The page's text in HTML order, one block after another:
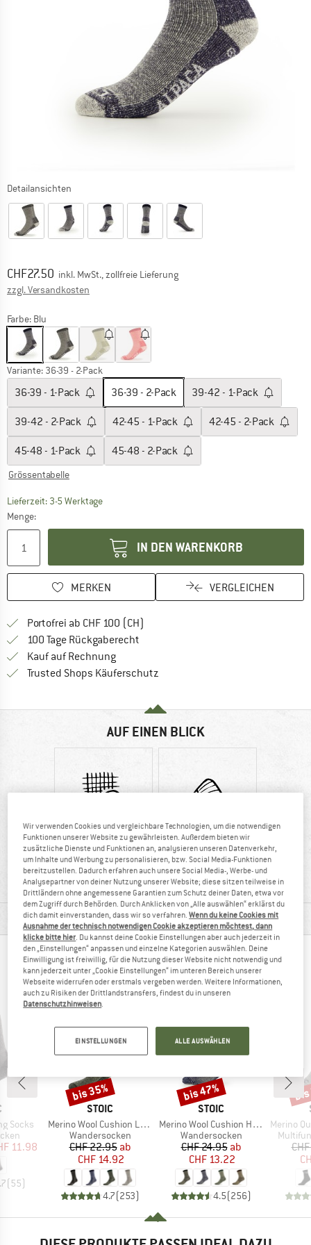
Detailansichten
Preis:
CHF27.50 inkl. MwSt., zollfreie Lieferung
zzgl. Versandkosten
Farbe: Blu
Variante: 36-39 - 2-Pack
36-39 - 1-Pack 36-39 - 2-Pack 39-42 - 1-Pack
39-42 - 2-Pack 42-45 - 1-Pack 42-45 - 2-Pack
45-48 - 1-Pack 45-48 - 2-Pack
Grössentabelle
Lieferzeit: 3-5 WerktageDer Link öffnet sich in einer Infobox und
Menge:
IN DEN WARENKORB
MERKEN VERGLEICHEN
Portofrei ab CHF 100 (CH)
100 Tage Rückgaberecht
Kauf auf RechnungFinde die Zahlungs-Infos hier! Öffnet
Trusted Shops Käuferschutz
AUF EINEN BLICK
Kunstfaser Wolle
MATERIALINFOS & FEATURES
ANDERE BERGFREUNDE SCHAUTEN SICH AUCH
AN
Socks
Preis
11.98
( 55)
MARKE
STOIC
Artikel
Merino Wool Cushion Light Socks
Produktgruppe
Wandersocken
Preis
CHF 22.95reduzierter Preis
ab
CHF 14.92
4.7(253)
Rabatt
bis 35%
MARKE
STOIC
Artikel
Merino Wool Cushion Heavy Socks
Produktgruppe
Wandersocken
Preis
CHF 24.95reduzierter Preis
ab
CHF 13.22
4.5(256)
Rabatt
bis 47%
Artikel
Merino Quarter
Wir verwenden Cookies und vergleichbare Technologien, um die notwendigen
Funktionen unserer Website zu gewährleisten. Außerdem bieten wir
zusätzliche Dienste und Funktionen an, analysieren unseren Datenverkehr,
um Inhalte und Werbung zu personalisieren, bzw. Social Media-Funktionen
bereitzustellen. Dadurch erfahren auch unsere Social Media-, Werbe- und
Analysepartner von deiner Nutzung unserer Website; diese sitzen teilweise in
Drittländern ohne angemessene Garantien zum Schutz deiner Daten, etwa vor
dem Zugriff durch Behörden. Durch Anklicken von „Alle auswählen“ erklärst du
dich damit einverstanden, dass wir so verfahren.Wenn du keine Cookies mit
Ausnahme der technisch notwendigen Cookie akzeptieren möchtest, dann
klicke bitte hier. Du kannst deine Cookie Einstellungen aber auch jederzeit in
den „Einstellungen“ anpassen und einzelne Kategorien auswählen. Deine
Einwilligung ist freiwillig, für die Nutzung dieser Website nicht notwendig und
kann jederzeit unter „Cookie Einstellungen“ im unteren Bereich unserer
Webseite widerrufen oder erstmals vergeben werden. Weitere Informationen,
auch zu Risiken der Drittlandstransfers, findest du in unseren
Datenschutzhinweisen.
EINSTELLUNGEN ALLE AUSWÄHLEN